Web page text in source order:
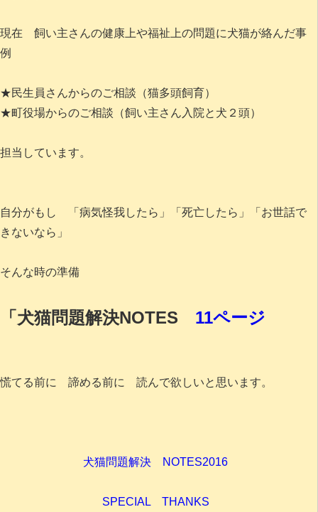
現在 飼い主さんの健康上や福祉上の問題に犬猫が絡んだ事
例
★民生員さんからのご相談（猫多頭飼育）
★町役場からのご相談（飼い主さん入院と犬２頭）
担当しています。
自分がもし 「病気怪我したら」「死亡したら」「お世話で
きないなら」
そんな時の準備
「犬猫問題解決NOTES 11ページ
慌てる前に 諦める前に 読んで欲しいと思います。
犬猫問題解決 NOTES2016
SPECIAL THANKS